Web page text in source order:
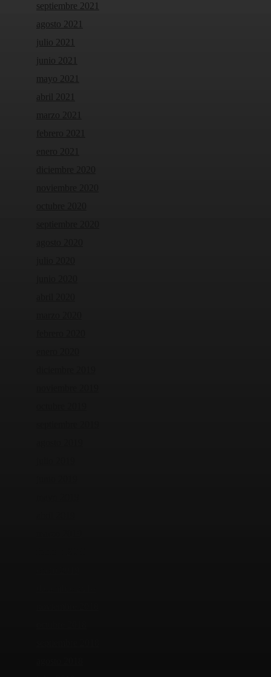
septiembre 2021
agosto 2021
julio 2021
junio 2021
mayo 2021